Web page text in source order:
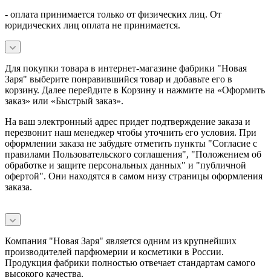
- оплата принимается только от физических лиц. От
юридических лиц оплата не принимается.
Для покупки товара в интернет-магазине фабрики "Новая
Заря" выберите понравившийся товар и добавьте его в
корзину. Далее перейдите в Корзину и нажмите на «Оформить
заказ» или «Быстрый заказ».
На ваш электронный адрес придет подтверждение заказа и
перезвонит наш менеджер чтобы уточнить его условия. При
оформлении заказа не забудьте отметить пункты "Согласие с
правилами Пользовательского соглашения", "Положением об
обработке и защите персональных данных" и "публичной
офертой". Они находятся в самом низу страницы оформления
заказа.
Компания "Новая Заря" является одним из крупнейших
производителей парфюмерии и косметики в России.
Продукция фабрики полностью отвечает стандартам самого
высокого качества.